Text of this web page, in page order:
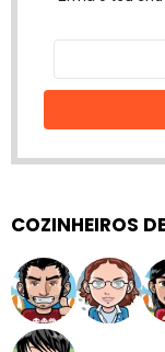
Endereço
email
COZINHEIROS